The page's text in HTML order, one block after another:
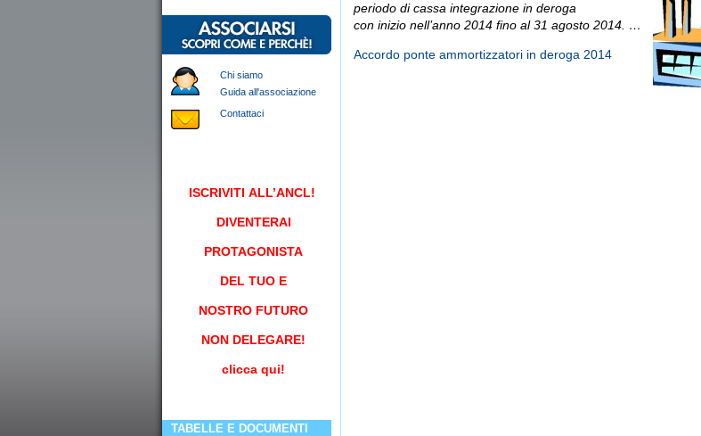
Chi siamo
Guida all'associazione
Contattaci
ISCRIVITI ALL’ANCL!
DIVENTERAI
PROTAGONISTA
DEL TUO E
NOSTRO FUTURO
NON DELEGARE!
clicca qui!
TABELLE E DOCUMENTI
periodo di cassa integrazione in deroga
con inizio nell’anno 2014 fino al 31 agosto 2014. …
Accordo ponte ammortizzatori in deroga 2014